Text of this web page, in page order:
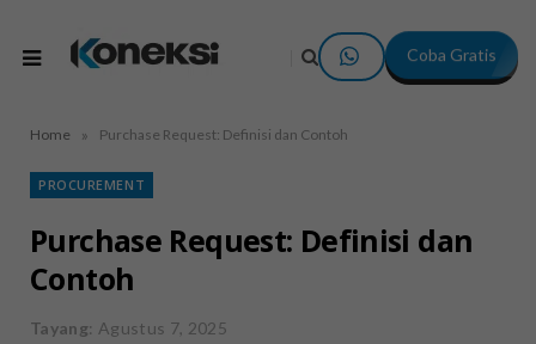
Coba Gratis
Home » Purchase Request: Definisi dan Contoh
PROCUREMENT
Purchase Request: Definisi dan
Contoh
Tayang: Agustus 7, 2025